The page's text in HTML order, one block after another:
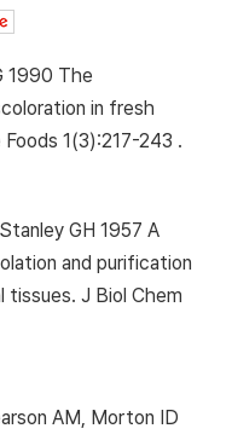
1990 The
in fresh
1(3):217-243 .
GH 1957 A
and purification
J Biol Chem
AM, Morton ID